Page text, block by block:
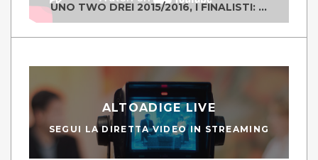
UNO TWO DREI 2015/2016, I FINALISTI: CLASSE IV ALS ISTITUTO "DEGASPERI" BORGO VALSUGANA
ALTOADIGE LIVE
SEGUI LA DIRETTA VIDEO IN STREAMING